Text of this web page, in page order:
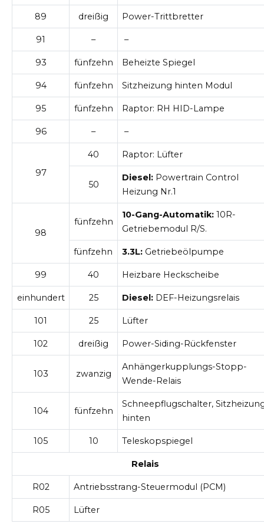
89 dreißig Power-Trittbretter
91 – –
93 fünfzehn Beheizte Spiegel
94 fünfzehn Sitzheizung hinten Modul
95 fünfzehn Raptor: RH HID-Lampe
96 – –
97
40 Raptor: Lüfter
50
Diesel: Powertrain Control
Heizung Nr.1
98
fünfzehn
10-Gang-Automatik: 10R-
Getriebemodul R/S.
fünfzehn 3.3L: Getriebeölpumpe
99 40 Heizbare Heckscheibe
einhundert 25 Diesel: DEF-Heizungsrelais
101 25 Lüfter
102 dreißig Power-Siding-Rückfenster
103 zwanzig
Anhängerkupplungs-Stopp-
Wende-Relais
104 fünfzehn
Schneepflugschalter,
hinten
105 10 Teleskopspiegel
Relais
R02 Antriebsstrang-Steuermodul (PCM)
R05 Lüfter